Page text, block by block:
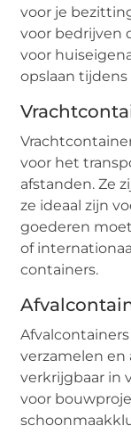
voor je
voor bedrijven
voor
opslaan
voor het
afstanden. Ze
ze ideaal zijn
goederen
of
containers.
verzamelen en
verkrijgbaar in
voor